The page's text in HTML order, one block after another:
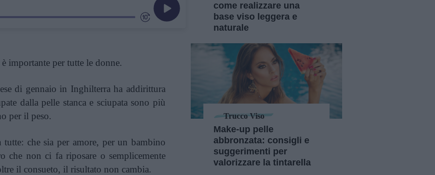
importante per tutte le donne.
di gennaio in Inghilterra ha addirittura
dalla pelle stanca e sciupata sono più
per il peso.
che sia per amore, per un bambino
che non ci fa riposare o semplicemente
il consueto, il risultato non cambia.
come realizzare una
base viso leggera e
naturale
Trucco Viso
Make-up pelle
abbronzata: consigli e
suggerimenti per
valorizzare la tintarella